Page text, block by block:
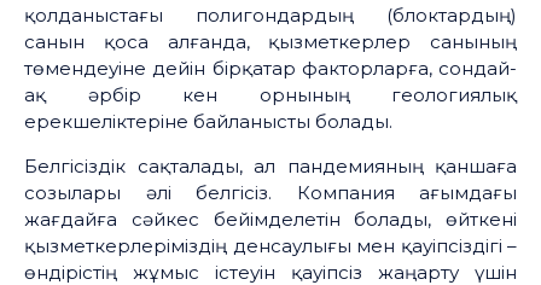
қолданыстағы полигондардың (блоктардың)
санын қоса алғанда, қызметкерлер санының
төмендеуіне дейін бірқатар факторларға, сондай-
ақ әрбір кен орнының геологиялық
ерекшеліктеріне байланысты болады.
Белгісіздік сақталады, ал пандемияның қаншаға
созылары әлі белгісіз. Компания ағымдағы
жағдайға сәйкес бейімделетін болады, өйткені
қызметкерлеріміздің денсаулығы мен қауіпсіздігі –
өндірістің жұмыс істеуін қауіпсіз жаңарту үшін